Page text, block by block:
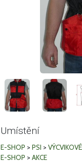
Umístění
E-SHOP > PSI >
E-SHOP > AKCE